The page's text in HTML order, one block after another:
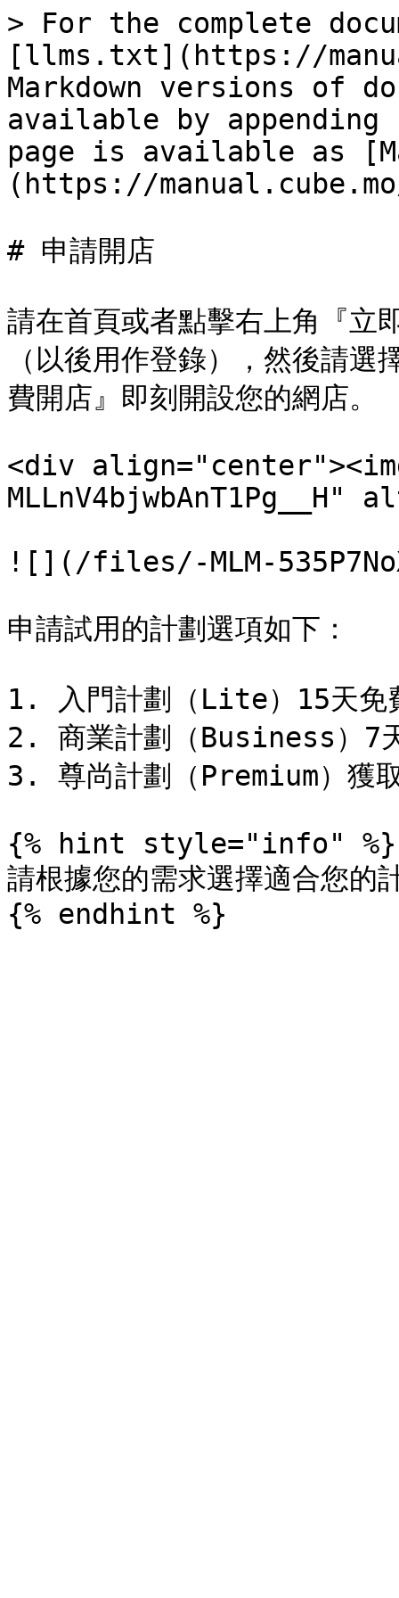
> For the complete
[llms.txt](https://
Markdown versions of
available by
page is available as
(https://
# 申請開店
請在首頁或者點擊右上角『立
（以後用作登錄），然後請
費開店』即刻開設您的網店。
<div
MLLnV4bjwbAnT1Pg__H"
![](/files/-MLM-
申請試用的計劃選項如下：
1. 入門計劃（Lite）15天免
2. 商業計劃（Business）7
3. 尊尚計劃（Premium）獲
{% hint style="info" %}
請根據您的需求選擇適合您的